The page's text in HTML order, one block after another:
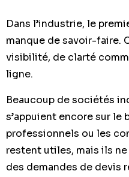
Dans l’industrie, le
manque de savoir-faire.
visibilité, de clarté
ligne.
Beaucoup de sociétés
s’appuient encore sur
professionnels ou les
restent utiles, mais ils
des demandes de devis